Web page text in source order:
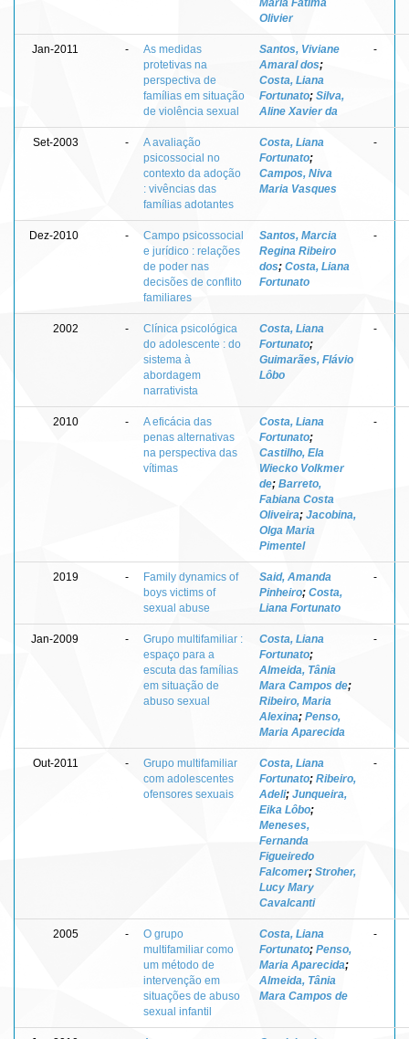
Olivier
Jan-2011 -
As medidas
protetivas na
perspectiva de
famílias em situação
de violência sexual
Santos, Viviane
Amaral dos;
Costa, Liana
Fortunato; Silva,
Aline Xavier da
-
Set-2003 -
A avaliação
psicossocial no
contexto da adoção
: vivências das
famílias adotantes
Costa, Liana
Fortunato;
Campos, Niva
Maria Vasques
-
Dez-2010 -
Campo psicossocial
e jurídico : relações
de poder nas
decisões de conflito
familiares
Santos, Marcia
Regina Ribeiro
dos; Costa, Liana
Fortunato
-
2002 -
Clínica psicológica
do adolescente : do
sistema à
abordagem
narrativista
Costa, Liana
Fortunato;
Guimarães, Flávio
Lôbo
-
2010 -
A eficácia das
penas alternativas
na perspectiva das
vítimas
Costa, Liana
Fortunato;
Castilho, Ela
Wiecko Volkmer
de; Barreto,
Fabiana Costa
Oliveira; Jacobina,
Olga Maria
Pimentel
-
2019 -
Family dynamics of
boys victims of
sexual abuse
Said, Amanda
Pinheiro; Costa,
Liana Fortunato
-
Jan-2009 -
Grupo multifamiliar :
espaço para a
escuta das famílias
em situação de
abuso sexual
Costa, Liana
Fortunato;
Almeida, Tânia
Mara Campos de;
Ribeiro, Maria
Alexina; Penso,
Maria Aparecida
-
Out-2011 -
Grupo multifamiliar
com adolescentes
ofensores sexuais
Costa, Liana
Fortunato; Ribeiro,
Adeli; Junqueira,
Eika Lôbo;
Meneses,
Fernanda
Figueiredo
Falcomer; Stroher,
Lucy Mary
Cavalcanti
-
2005 -
O grupo
multifamiliar como
um método de
intervenção em
situações de abuso
sexual infantil
Costa, Liana
Fortunato; Penso,
Maria Aparecida;
Almeida, Tânia
Mara Campos de
-